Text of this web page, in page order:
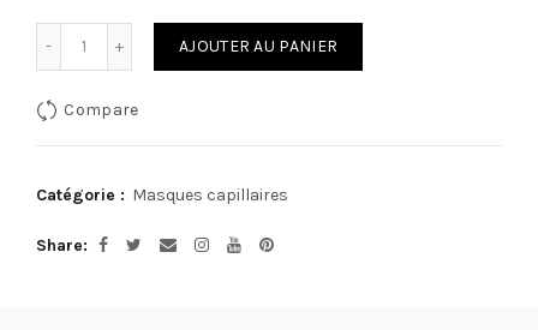
AJOUTER AU PANIER
Compare
Catégorie : Masques capillaires
Share